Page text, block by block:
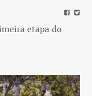
etapa do